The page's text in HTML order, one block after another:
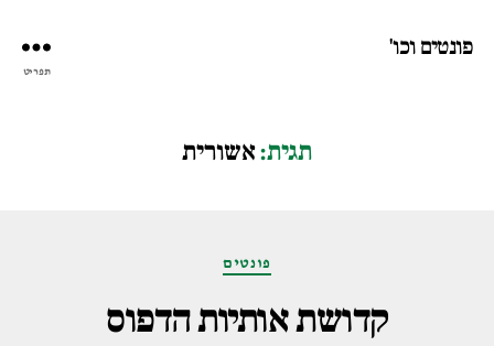
פונטים וכו'
תפריט
תגית:אשורית
קטגוריותפונטים
קדושת אותיות הדפוס